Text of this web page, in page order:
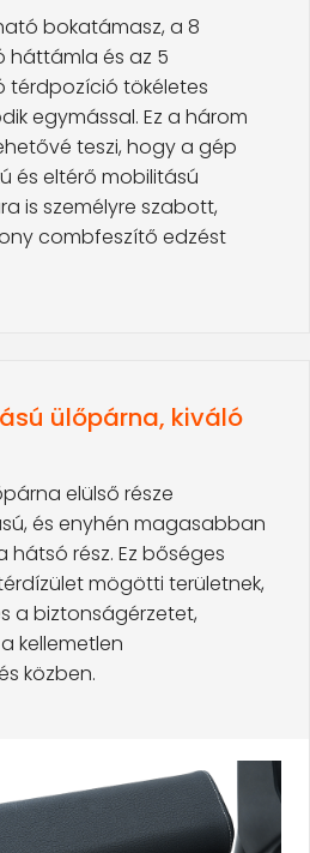
bokatámasz, a 8
és az 5
tökéletes
egymással. Ez a három
teszi, hogy a gép
és eltérő mobilitású
is személyre szabott,
combfeszítő edzést
ülőpárna, kiváló
elülső része
és enyhén magasabban
hátsó rész. Ez bőséges
mögötti területnek,
a biztonságérzetet,
kellemetlen
közben.